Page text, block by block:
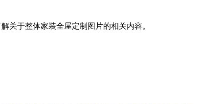
关于整体家装全屋定制图片的相关内容。